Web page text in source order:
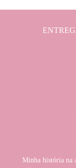
Minha história na